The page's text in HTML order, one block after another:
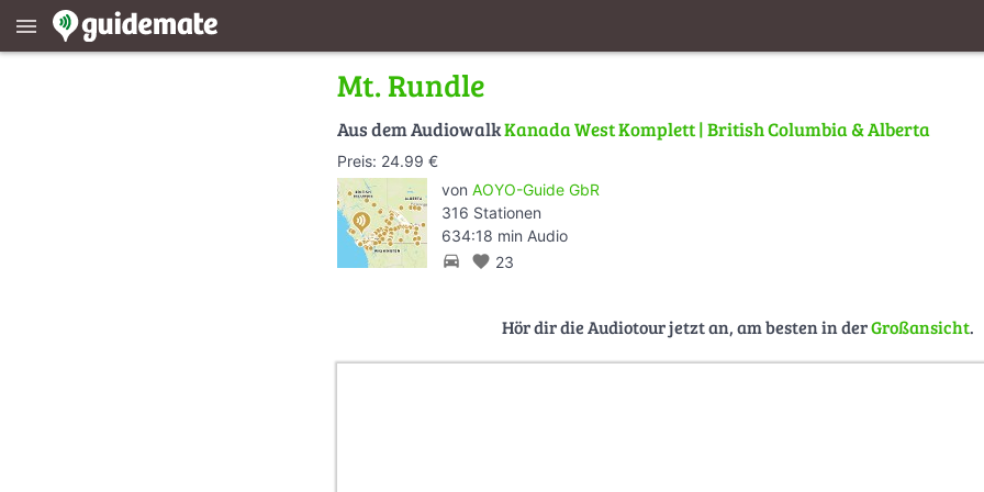
menu
Mt. Rundle
Aus dem AudiowalkKanada West Komplett | British Columbia & Alberta
Preis: 24.99 €
von AOYO-Guide GbR
316 Stationen
634:18 min Audio
directions_car favorite 23
Hör dir die Audiotour jetzt an, am besten in derGroßansicht.